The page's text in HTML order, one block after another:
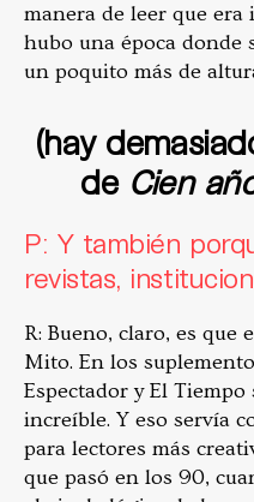
manera de leer que era
hubo una época donde
un poquito más de
(hay
de Cien
P: Y también
revistas,
R: Bueno, claro, es que
Mito. En los
Espectador y El
increíble. Y eso servía
para lectores más
que pasó en los 90,